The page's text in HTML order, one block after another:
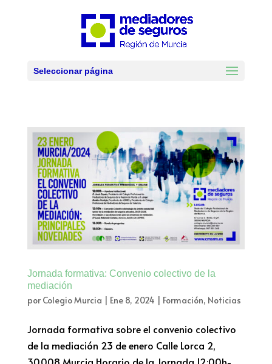
Seleccionar página
Jornada formativa: Convenio colectivo de la
mediación
por Colegio Murcia | Ene 8, 2024 | Formación, Noticias
Jornada formativa sobre el convenio colectivo
de la mediación 23 de enero Calle Lorca 2,
30.008 Murcia Horario de la Jornada 12:00h-